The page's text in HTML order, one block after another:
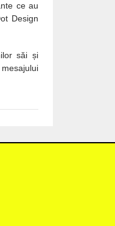
ce au
Design
săi și